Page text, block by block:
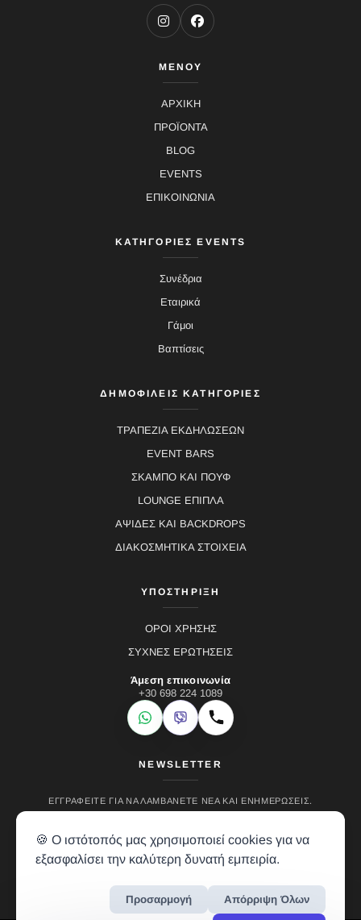
ΜΕΝΟΥ
ΑΡΧΙΚΗ
ΠΡΟΪΟΝΤΑ
BLOG
EVENTS
ΕΠΙΚΟΙΝΩΝΙΑ
ΚΑΤΗΓΟΡΙΕΣ EVENTS
Συνέδρια
Εταιρικά
Γάμοι
Βαπτίσεις
ΔΗΜΟΦΙΛΕΙΣ ΚΑΤΗΓΟΡΙΕΣ
ΤΡΑΠΕΖΙΑ ΕΚΔΗΛΩΣΕΩΝ
EVENT BARS
ΣΚΑΜΠΟ ΚΑΙ ΠΟΥΦ
LOUNGE ΕΠΙΠΛΑ
ΑΨΙΔΕΣ ΚΑΙ BACKDROPS
ΔΙΑΚΟΣΜΗΤΙΚΑ ΣΤΟΙΧΕΙΑ
ΥΠΟΣΤΗΡΙΞΗ
ΟΡΟΙ ΧΡΗΣΗΣ
ΣΥΧΝΕΣ ΕΡΩΤΗΣΕΙΣ
Άμεση επικοινωνία
+30 698 224 1089
WhatsApp
Viber Κλήση
NEWSLETTER
ΕΓΓΡΑΦΕΊΤΕ ΓΙΑ ΝΑ ΛΑΜΒΆΝΕΤΕ ΝΈΑ ΚΑΙ ΕΝΗΜΕΡΏΣΕΙΣ.
🍪 Ο ιστότοπός μας χρησιμοποιεί cookies για να
εξασφαλίσει την καλύτερη δυνατή εμπειρία.
Προσαρμογή Απόρριψη Όλων